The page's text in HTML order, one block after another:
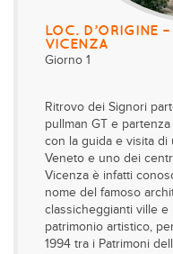
LOC. D’ORIGINE
VICENZA
Giorno 1
Ritrovo dei Signori
pullman GT e
con la guida e visita di
Veneto e uno dei
Vicenza è infatti
nome del famoso
classicheggianti ville
patrimonio artistico,
1994 tra i Patrimoni